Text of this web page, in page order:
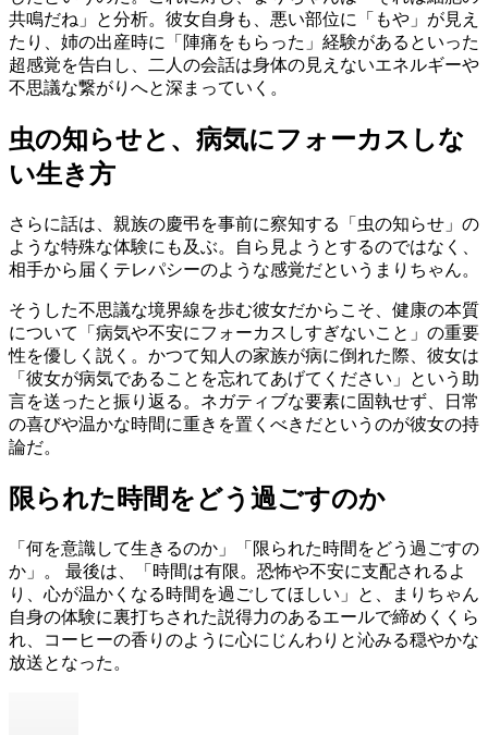
共鳴だね」と分析。彼女自身も、悪い部位に「もや」が見え
たり、姉の出産時に「陣痛をもらった」経験があるといった
超感覚を告白し、二人の会話は身体の見えないエネルギーや
不思議な繋がりへと深まっていく。
虫の知らせと、病気にフォーカスしな
い生き方
さらに話は、親族の慶弔を事前に察知する「虫の知らせ」の
ような特殊な体験にも及ぶ。自ら見ようとするのではなく、
相手から届くテレパシーのような感覚だというまりちゃん。
そうした不思議な境界線を歩む彼女だからこそ、健康の本質
について「病気や不安にフォーカスしすぎないこと」の重要
性を優しく説く。かつて知人の家族が病に倒れた際、彼女は
「彼女が病気であることを忘れてあげてください」という助
言を送ったと振り返る。ネガティブな要素に固執せず、日常
の喜びや温かな時間に重きを置くべきだというのが彼女の持
論だ。
限られた時間をどう過ごすのか
「何を意識して生きるのか」「限られた時間をどう過ごすの
か」。 最後は、「時間は有限。恐怖や不安に支配されるよ
り、心が温かくなる時間を過ごしてほしい」と、まりちゃん
自身の体験に裏打ちされた説得力のあるエールで締めくくら
れ、コーヒーの香りのように心にじんわりと沁みる穏やかな
放送となった。